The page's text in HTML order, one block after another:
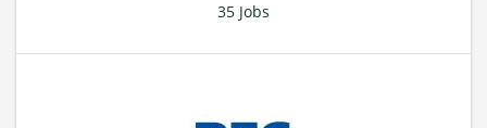
35 Jobs